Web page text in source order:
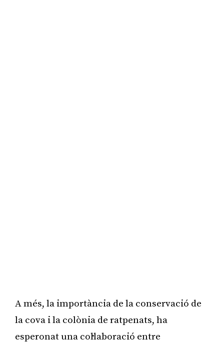
A més, la importància de la conservació de
la cova i la colònia de ratpenats, ha
esperonat una col·laboració entre